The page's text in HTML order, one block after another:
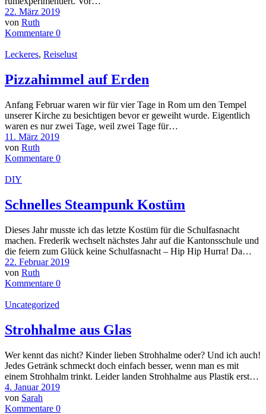
22. März 2019
von Ruth
Kommentare 0
Leckeres, Reiselust
Pizzahimmel auf Erden
Anfang Februar waren wir für vier Tage in Rom um den Tempel
unserer Kirche zu besichtigen bevor er geweiht wurde. Eigentlich
waren es nur zwei Tage, weil zwei Tage für…
11. März 2019
von Ruth
Kommentare 0
DIY
Schnelles Steampunk Kostüm
Dieses Jahr musste ich das letzte Kostüm für die Schulfasnacht
machen. Frederik wechselt nächstes Jahr auf die Kantonsschule und
die feiern zum Glück keine Schulfasnacht – Hip Hip Hurra! Da…
22. Februar 2019
von Ruth
Kommentare 0
Uncategorized
Strohhalme aus Glas
Wer kennt das nicht? Kinder lieben Strohhalme oder? Und ich auch!
Jedes Getränk schmeckt doch einfach besser, wenn man es mit
einem Strohhalm trinkt. Leider landen Strohhalme aus Plastik erst…
4. Januar 2019
von Sarah
Kommentare 0